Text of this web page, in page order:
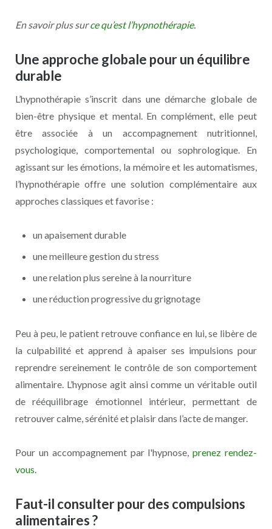
En savoir plus surce qu’est l’hypnothérapie.
Une approche globale pour un équilibre
durable
L’hypnothérapie s’inscrit dans une démarche globale de
bien-être physique et mental. En complément, elle peut
être associée à un accompagnement nutritionnel,
psychologique, comportemental ou sophrologique. En
agissant sur les émotions, la mémoire et les automatismes,
l’hypnothérapie offre une solution complémentaire aux
approches classiques et favorise :
un apaisement durable
une meilleure gestion du stress
une relation plus sereine à la nourriture
une réduction progressive du grignotage
Peu à peu, le patient retrouve confiance en lui, se libère de
la culpabilité et apprend à apaiser ses impulsions pour
reprendre sereinement le contrôle de son comportement
alimentaire. L’hypnose agit ainsi comme un véritable outil
de rééquilibrage émotionnel intérieur, permettant de
retrouver calme, sérénité et plaisir dans l’acte de manger.
Pour un accompagnement par l'hypnose,prenez rendez-
vous.
Faut-il consulter pour des compulsions
alimentaires ?